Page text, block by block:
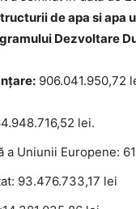
de apa si apa
ui Dezvoltare
906.041.950,72
lei.
Uniunii Europene:
93.476.733,17 lei